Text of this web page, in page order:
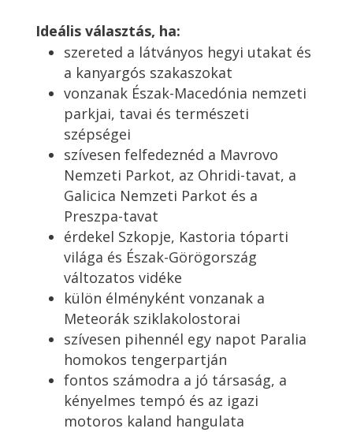
Ideális választás, ha:
szereted a látványos hegyi utakat és
a kanyargós szakaszokat
vonzanak Észak-Macedónia nemzeti
parkjai, tavai és természeti
szépségei
szívesen felfedeznéd a Mavrovo
Nemzeti Parkot, az Ohridi-tavat, a
Galicica Nemzeti Parkot és a
Preszpa-tavat
érdekel Szkopje, Kastoria tóparti
világa és Észak-Görögország
változatos vidéke
külön élményként vonzanak a
Meteorák sziklakolostorai
szívesen pihennél egy napot Paralia
homokos tengerpartján
fontos számodra a jó társaság, a
kényelmes tempó és az igazi
motoros kaland hangulata